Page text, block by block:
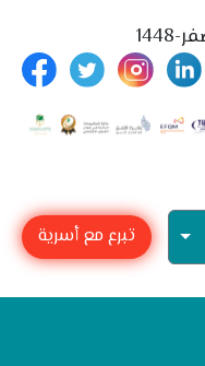
تبرع مع أسرية